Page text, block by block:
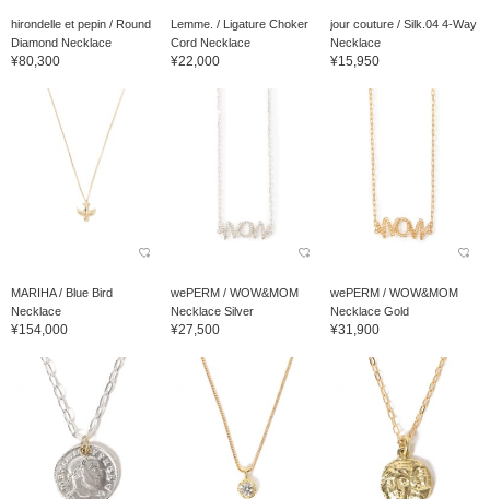
hirondelle et pepin / Round
Diamond Necklace
¥80,300
Lemme. / Ligature Choker
Cord Necklace
¥22,000
jour couture / Silk.04 4-Way
Necklace
¥15,950
MARIHA / Blue Bird
Necklace
¥154,000
wePERM / WOW&MOM
Necklace Silver
¥27,500
wePERM / WOW&MOM
Necklace Gold
¥31,900